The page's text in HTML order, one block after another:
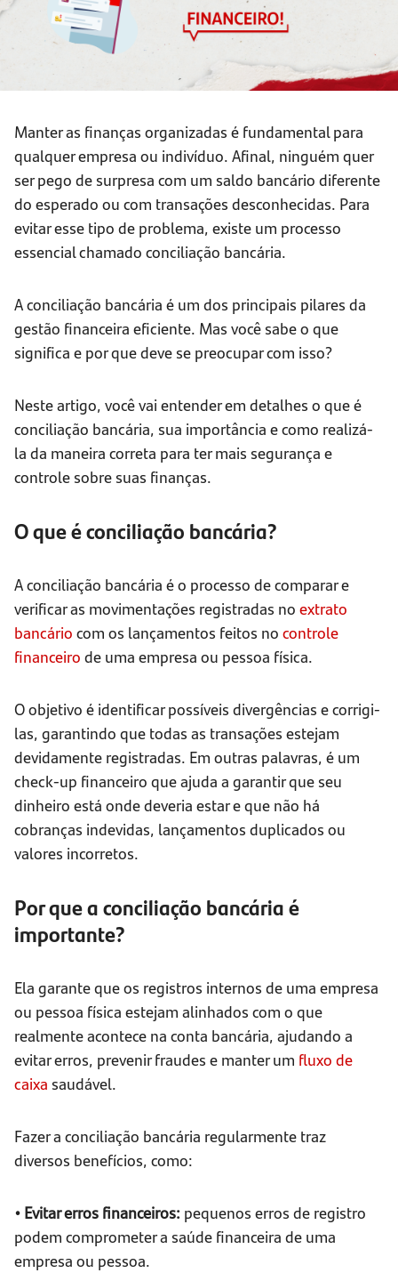
Manter as finanças organizadas é fundamental para
qualquer empresa ou indivíduo. Afinal, ninguém quer
ser pego de surpresa com um saldo bancário diferente
do esperado ou com transações desconhecidas. Para
evitar esse tipo de problema, existe um processo
essencial chamado conciliação bancária.
A conciliação bancária é um dos principais pilares da
gestão financeira eficiente. Mas você sabe o que
significa e por que deve se preocupar com isso?
Neste artigo, você vai entender em detalhes o que é
conciliação bancária, sua importância e como realizá-
la da maneira correta para ter mais segurança e
controle sobre suas finanças.
O que é conciliação bancária?
A conciliação bancária é o processo de comparar e
verificar as movimentações registradas no extrato
bancário com os lançamentos feitos no controle
financeiro de uma empresa ou pessoa física.
O objetivo é identificar possíveis divergências e corrigi-
las, garantindo que todas as transações estejam
devidamente registradas. Em outras palavras, é um
check-up financeiro que ajuda a garantir que seu
dinheiro está onde deveria estar e que não há
cobranças indevidas, lançamentos duplicados ou
valores incorretos.
Por que a conciliação bancária é
importante?
Ela garante que os registros internos de uma empresa
ou pessoa física estejam alinhados com o que
realmente acontece na conta bancária, ajudando a
evitar erros, prevenir fraudes e manter um fluxo de
caixa saudável.
Fazer a conciliação bancária regularmente traz
diversos benefícios, como:
• Evitar erros financeiros: pequenos erros de registro
podem comprometer a saúde financeira de uma
empresa ou pessoa.